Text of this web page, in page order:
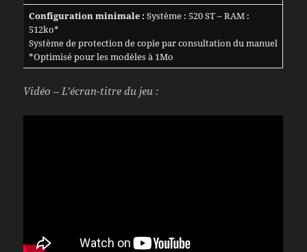
Configuration minimale : Système : 520 ST – RAM :
512ko*
Système de protection de copie par consultation du manuel
*Optimisé pour les modèles à 1Mo
Vidéo – L’écran-titre du jeu :